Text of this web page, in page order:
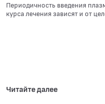
Периодичность введения
курса лечения зависят и от
Читайте далее